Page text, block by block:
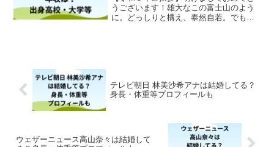
うございます！雄大なこの富士山のよう
に。どっしりと構え、泰然自若。でも、
テレビ朝日 林美沙希アナは結婚してる？
身長・体重等プロフィールも
ウェザーニュース高山奈々は結婚して